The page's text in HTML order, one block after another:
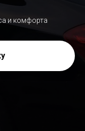
и комфорта